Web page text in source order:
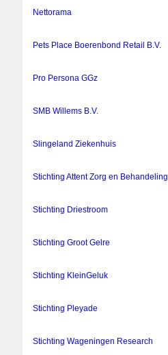
Nettorama
Pets Place Boerenbond Retail B.V.
Pro Persona GGz
SMB Willems B.V.
Slingeland Ziekenhuis
Stichting Attent Zorg en Behandeling
Stichting Driestroom
Stichting Groot Gelre
Stichting KleinGeluk
Stichting Pleyade
Stichting Wageningen Research